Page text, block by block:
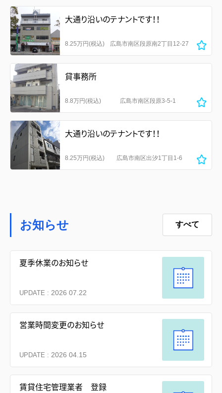
大通り沿いのテナントです！！
8.25万円(税込) 広島市南区段原南2丁目12-27
貸事務所
8.8万円(税込) 広島市南区段原3-5-1
大通り沿いのテナントです！！
8.25万円(税込) 広島市南区出汐1丁目1-6
お知らせ すべて
夏季休業のお知らせ
UPDATE : 2026 07.22
営業時間変更のお知らせ
UPDATE : 2026 04.15
賃貸住宅管理業者 登録